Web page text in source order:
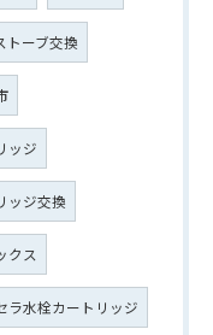
トーブ交換
ッジ
ッジ交換
クス
ラ水栓カートリッジ